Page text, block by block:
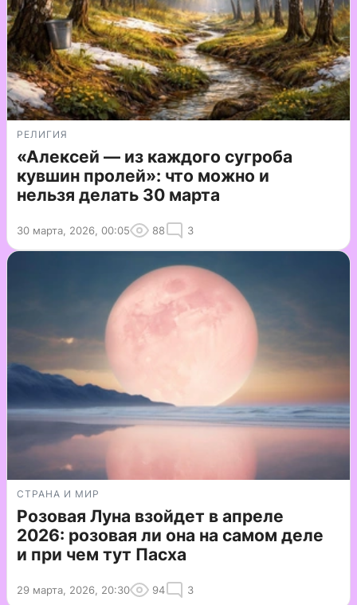
РЕЛИГИЯ
«Алексей — из каждого сугроба
кувшин пролей»: что можно и
нельзя делать 30 марта
30 марта, 2026, 00:05 88 3
СТРАНА И МИР
Розовая Луна взойдет в апреле
2026: розовая ли она на самом деле
и при чем тут Пасха
29 марта, 2026, 20:30 94 3